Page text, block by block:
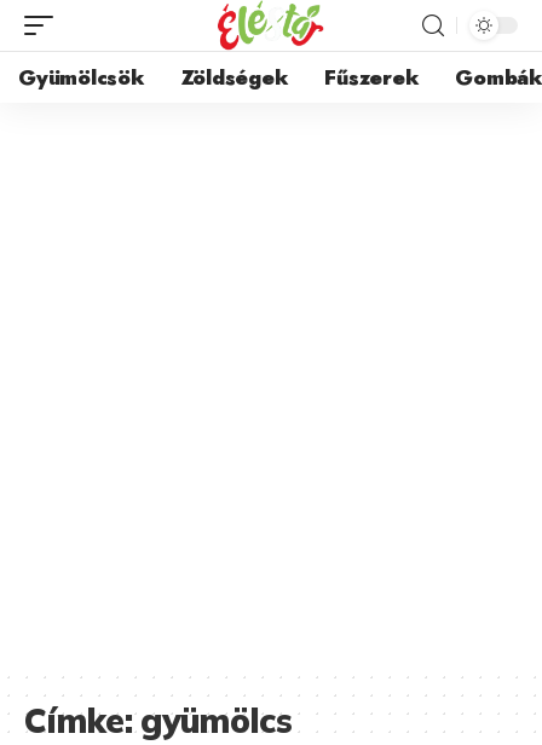
Gyümölcsök Zöldségek Fűszerek Gombák
Címke:gyümölcs